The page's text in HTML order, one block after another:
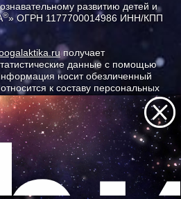
развитию детей и
®» ОГРН 1177700014986 ИНН/КПП
получает
данные с помощью
носит обезличенный
к составу персональных
технологию «cookie», данная
вас, однако может
нашего сайта. Вы можете
cookies, выбрав соответствующие
работу с сайтом, вы
пользовательских данных и
интересное